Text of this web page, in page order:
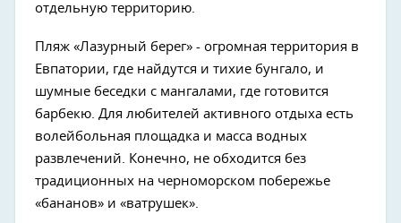
отдельную территорию.
Пляж «Лазурный берег» - огромная территория в
Евпатории, где найдутся и тихие бунгало, и
шумные беседки с мангалами, где готовится
барбекю. Для любителей активного отдыха есть
волейбольная площадка и масса водных
развлечений. Конечно, не обходится без
традиционных на черноморском побережье
«бананов» и «ватрушек».